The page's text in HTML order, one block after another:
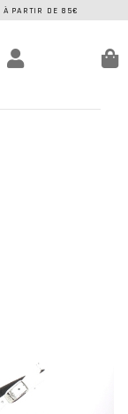
À PARTIR DE 85€